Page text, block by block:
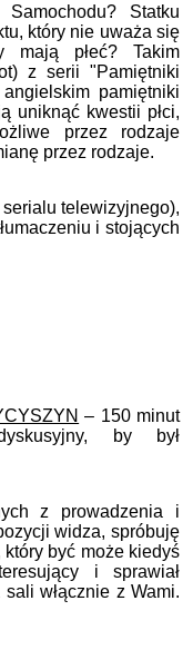
Statku
który nie uważa się
mają płeć? Takim
z serii "Pamiętniki
pamiętniki
uniknąć kwestii płci,
przez rodzaje
przez rodzaje.
telewizyjnego),
i stojących
– 150 minut
by był
z prowadzenia i
widza, spróbuję
być może kiedyś
i sprawiał
włącznie z Wami.